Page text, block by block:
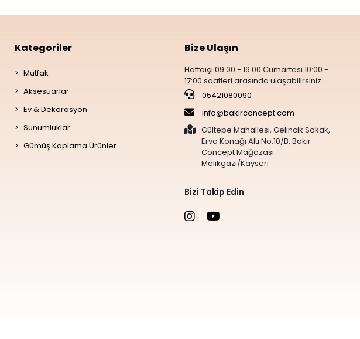
Kategoriler
Mutfak
Aksesuarlar
Ev & Dekorasyon
Sunumluklar
Gümüş Kaplama Ürünler
Bize Ulaşın
Haftaiçi 09:00 - 19:00 Cumartesi 10:00 -
17:00 saatleri arasında ulaşabilirsiniz.
05421080090
info@bakirconcept.com
Gültepe Mahallesi, Gelincik Sokak,
Erva Konağı Altı No:10/B, Bakır
Concept Mağazası
Melikgazi/Kayseri
Bizi Takip Edin